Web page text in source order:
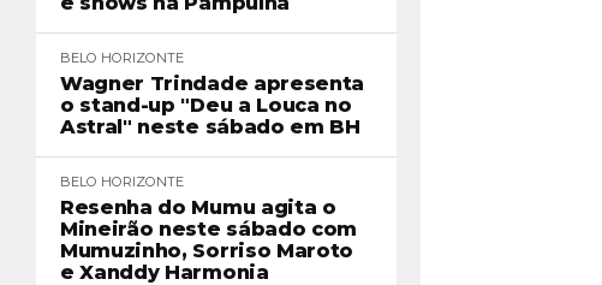
BELO HORIZONTE
Wagner Trindade apresenta
o stand-up "Deu a Louca no
Astral" neste sábado em BH
BELO HORIZONTE
Resenha do Mumu agita o
Mineirão neste sábado com
Mumuzinho, Sorriso Maroto
e Xanddy Harmonia